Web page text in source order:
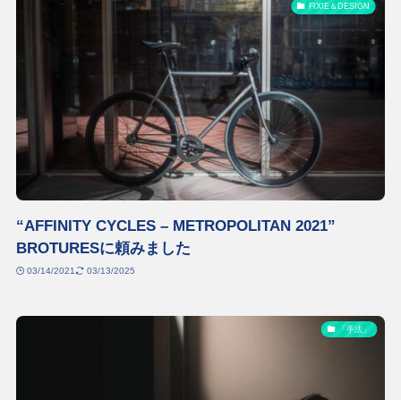
FIXIE＆DESIGN
“AFFINITY CYCLES – METROPOLITAN 2021”
BROTURESに頼みました
03/14/2021 03/13/2025
「手法」